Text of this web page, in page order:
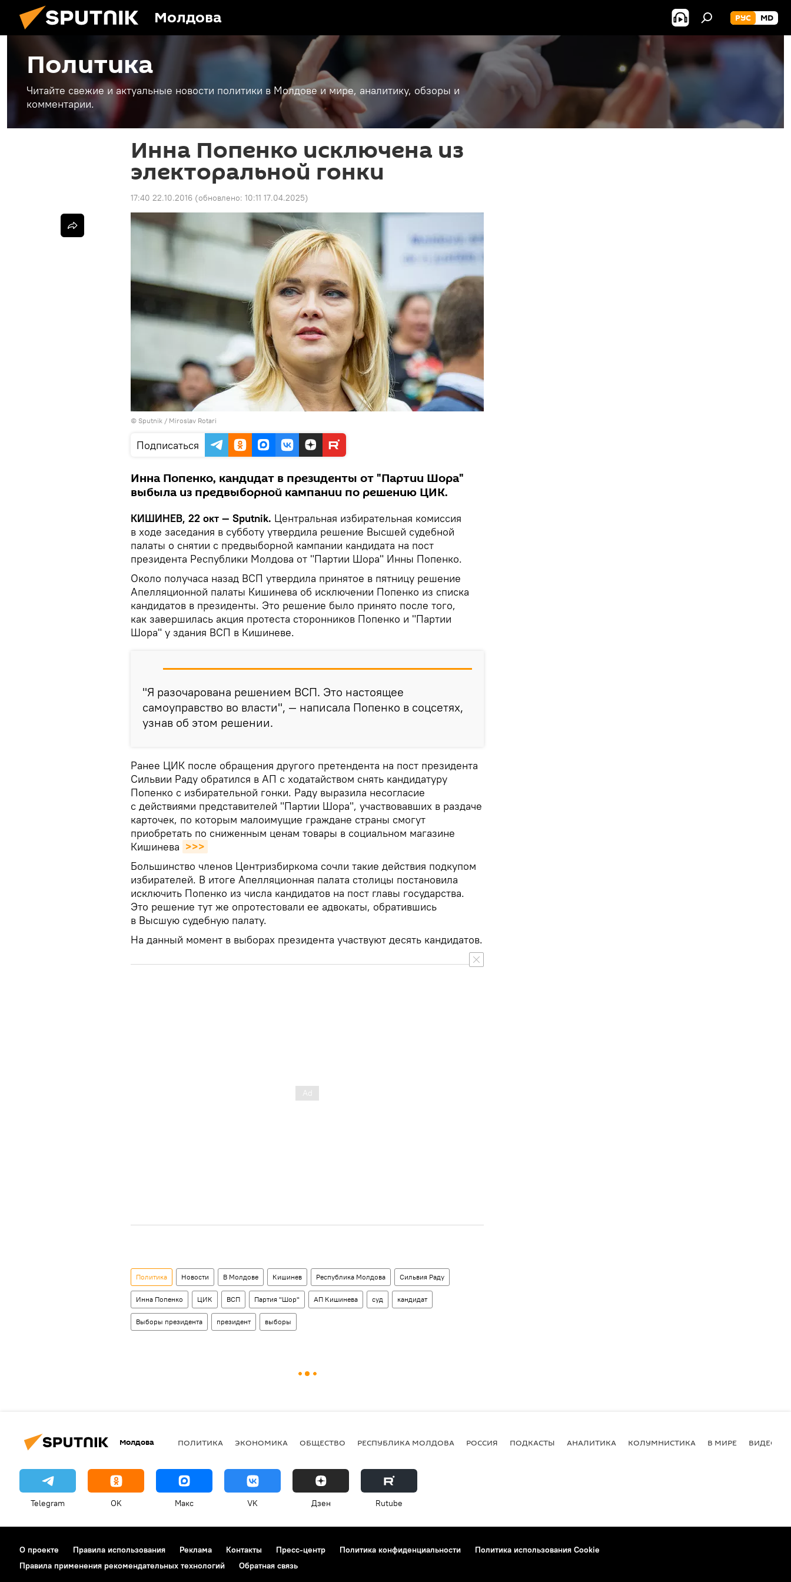
Молдова РУС MD
Политика
Читайте свежие и актуальные новости политики в Молдове и мире, аналитику, обзоры и
комментарии.
Инна Попенко исключена из
электоральной гонки
17:40 22.10.2016 (обновлено: 10:11 17.04.2025)
© Sputnik / Miroslav Rotari
Подписаться
Инна Попенко, кандидат в президенты от "Партии Шора"
выбыла из предвыборной кампании по решению ЦИК.
КИШИНЕВ, 22 окт — Sputnik. Центральная избирательная комиссия
в ходе заседания в субботу утвердила решение Высшей судебной
палаты о снятии с предвыборной кампании кандидата на пост
президента Республики Молдова от "Партии Шора" Инны Попенко.
Около получаса назад ВСП утвердила принятое в пятницу решение
Апелляционной палаты Кишинева об исключении Попенко из списка
кандидатов в президенты. Это решение было принято после того,
как завершилась акция протеста сторонников Попенко и "Партии
Шора" у здания ВСП в Кишиневе.
"Я разочарована решением ВСП. Это настоящее
самоуправство во власти", — написала Попенко в соцсетях,
узнав об этом решении.
Ранее ЦИК после обращения другого претендента на пост президента
Сильвии Раду обратился в АП с ходатайством снять кандидатуру
Попенко с избирательной гонки. Раду выразила несогласие
с действиями представителей "Партии Шора", участвовавших в раздаче
карточек, по которым малоимущие граждане страны смогут
приобретать по сниженным ценам товары в социальном магазине
Кишинева >>>
Большинство членов Центризбиркома сочли такие действия подкупом
избирателей. В итоге Апелляционная палата столицы постановила
исключить Попенко из числа кандидатов на пост главы государства.
Это решение тут же опротестовали ее адвокаты, обратившись
в Высшую судебную палату.
На данный момент в выборах президента участвуют десять кандидатов.
Политика Новости В Молдове Кишинев Республика Молдова Сильвия Раду
Инна Попенко ЦИК ВСП Партия "Шор" АП Кишинева суд кандидат
Выборы президента президент выборы
Молдова ПОЛИТИКА ЭКОНОМИКА ОБЩЕСТВО РЕСПУБЛИКА МОЛДОВА РОССИЯ ПОДКАСТЫ АНАЛИТИКА КОЛУМНИСТИКА В МИРЕ ВИДЕО
Telegram OK Макс VK Дзен Rutube
О проекте Правила использования Реклама Контакты Пресс-центр Политика конфиденциальности
Политика использования Cookie
Правила применения рекомендательных технологий
Обратная связь